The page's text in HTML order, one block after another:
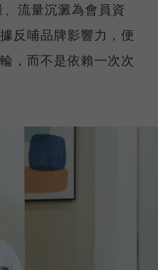
流量沉澱為會員資
反哺品牌影響力，便
，而不是依賴一次次